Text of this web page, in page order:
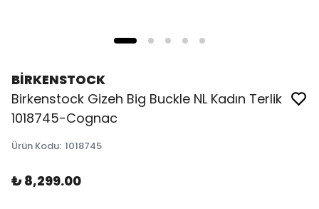
BİRKENSTOCK
Birkenstock Gizeh Big Buckle NL Kadın Terlik
1018745-Cognac
Ürün Kodu: 1018745
₺ 8,299.00